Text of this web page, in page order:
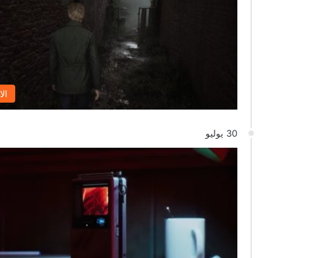
30 يوليو